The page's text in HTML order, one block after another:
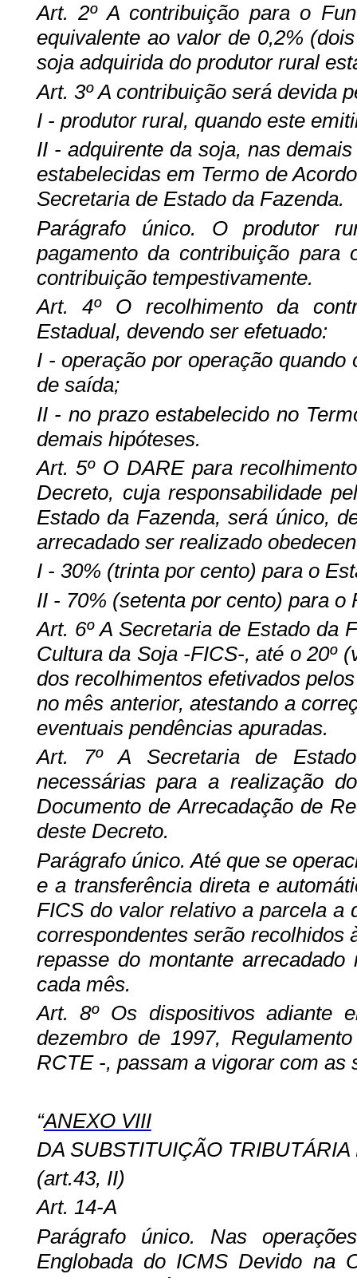
Art. 2º A contribuição para o
equivalente ao valor de 0,2%
soja adquirida do produtor rural
Art. 3º A contribuição será devida
I - produtor rural, quando este
II - adquirente da soja, nas
estabelecidas em Termo de
Secretaria de Estado da Fazenda.
Parágrafo único. O produtor
pagamento da contribuição
contribuição tempestivamente.
Art. 4º O recolhimento da
Estadual, devendo ser efetuado:
I - operação por operação
de saída;
II - no prazo estabelecido no
demais hipóteses.
Art. 5º O DARE para
Decreto, cuja responsabilidade
Estado da Fazenda, será único,
arrecadado ser realizado
I - 30% (trinta por cento) para o
II - 70% (setenta por cento) para
Art. 6º A Secretaria de Estado da
Cultura da Soja -FICS-, até o 20º
dos recolhimentos efetivados
no mês anterior, atestando a
eventuais pendências apuradas.
Art. 7º A Secretaria de
necessárias para a realização
Documento de Arrecadação de
deste Decreto.
Parágrafo único. Até que se
e a transferência direta e
FICS do valor relativo a parcela a
correspondentes serão recolhidos
repasse do montante
cada mês.
Art. 8º Os dispositivos adiante
dezembro de 1997,
RCTE -, passam a vigorar com as
“ANEXO VIII
DA SUBSTITUIÇÃO TRIBUTÁRIA
(art.43, II)
Art. 14-A
Parágrafo único. Nas
Englobada do ICMS Devido na